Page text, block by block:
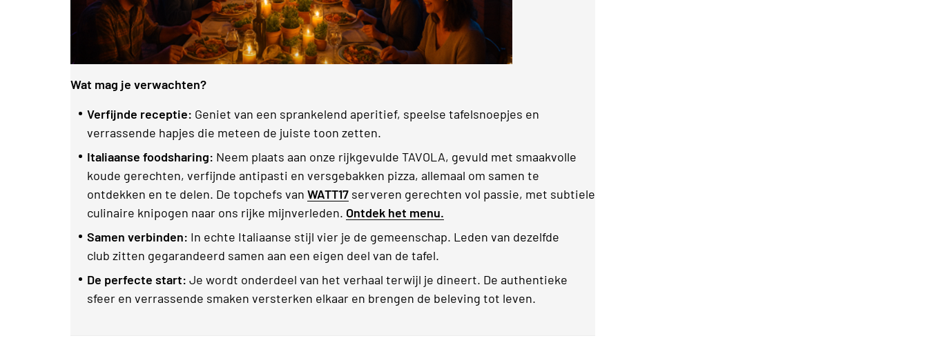
Wat mag je verwachten?
Verfijnde receptie: Geniet van een sprankelend aperitief, speelse tafelsnoepjes en
verrassende hapjes die meteen de juiste toon zetten.
Italiaanse foodsharing: Neem plaats aan onze rijkgevulde TAVOLA, gevuld met smaakvolle
koude gerechten, verfijnde antipasti en versgebakken pizza, allemaal om samen te
ontdekken en te delen. De topchefs van WATT17 serveren gerechten vol passie, met subtiele
culinaire knipogen naar ons rijke mijnverleden. Ontdek het menu.
Samen verbinden: In echte Italiaanse stijl vier je de gemeenschap. Leden van dezelfde
club zitten gegarandeerd samen aan een eigen deel van de tafel.
De perfecte start: Je wordt onderdeel van het verhaal terwijl je dineert. De authentieke
sfeer en verrassende smaken versterken elkaar en brengen de beleving tot leven.